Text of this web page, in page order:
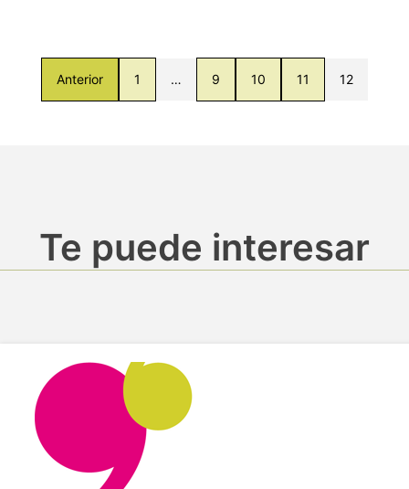
Anterior 1 … 9 10 11 12
Te puede interesar